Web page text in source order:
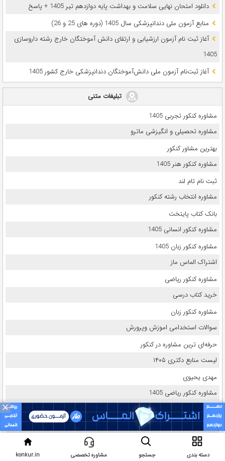
دسته بندی جستجو مشاوره تخصصی konkur.in
×
دانلود امتحان نهایی سلامت و بهداشت پایه دوازدهم تیر 1405 + پاسخ
ﻣﻨﺎﺑﻊ آزﻣﻮن ﻣﻠﯽ دندانپزشکی سال 1405 (دوره های 25 و 26)
آغاز ثبت نام آزمون‌ ارزشیابی و ارتقای دانش آموختگان خارج رشته داروسازی
1405
آغاز ثبت‌نام آزمون ملی دانش‌آموختگان دندانپزشکی خارج کشور 1405
تبلیغات متنی
مشاوره کنکور تجربی 1405
مشاوره تحصیلی و انگیزشی ماترو
بهترین مشاور کنکور
مشاوره کنکور هنر 1405
ثبت نام تام لند
مشاوره انتخاب رشته کنکور
بانک کتاب پایتخت
مشاوره کنکور انسانی 1405
مشاوره کنکور زبان 1405
اشتراک الماس ماز
مشاوره کنکور ریاضی
خرید کتاب درسی
مشاوره کنکور زبان
سوالات استخدامی اموزش وپرورش
حرفه‌ای ترین مشاوره در کنکور
لیست منابع دکتری ۱۴۰۵
مهدی یحیوی
مشاوره کنکور ریاضی 1405
مشاوره کنکور هنر
مشاوره کنکور تجربی
اشتراک الماس ماز
مشاوره کنکور انسانی